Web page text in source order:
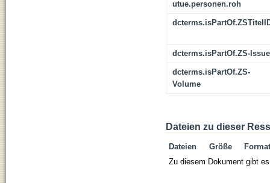
utue.personen.roh
dcterms.isPartOf.ZS-Issue
dcterms.isPartOf.ZS-
Volume
Dateien zu dieser
Dateien Größe
Format
Zu diesem Dokument gibt